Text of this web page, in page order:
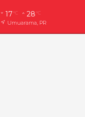
17°C 28°C
Umuarama, PR